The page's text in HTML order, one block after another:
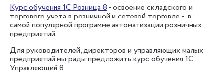
Курс обучения 1С Розница 8- освоение складского и
торгового учета в розничной и сетевой торговле - в
самой популярной программе автоматизации розничных
предприятий.
Для руководителей, директоров и управляющих малых
предприятий мы рады предложить курс обучения 1С
Управляющий 8.